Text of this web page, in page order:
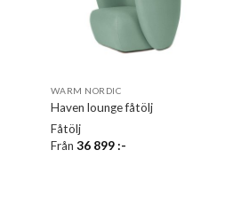
WARM NORDIC
Haven lounge fåtölj
Fåtölj
Från 36 899:-